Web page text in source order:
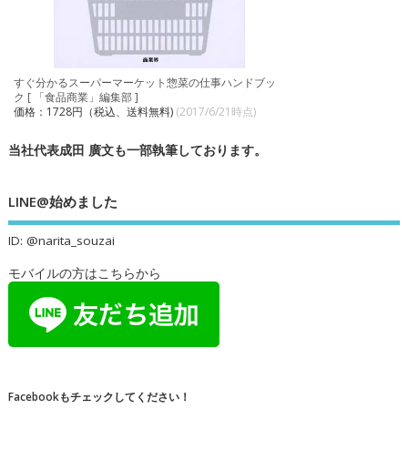
すぐ分かるスーパーマーケット惣菜の仕事ハンドブッ
ク [ 「食品商業」編集部 ]
価格：1728円（税込、送料無料) (2017/6/21時点)
当社代表成田 廣文も一部執筆しております。
LINE@始めました
ID: @narita_souzai
モバイルの方はこちらから
Facebookもチェックしてください！